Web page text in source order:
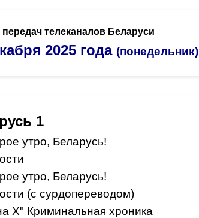
телеканалов Беларуси
2025 года (понедельник)
1
утро, Беларусь!
утро, Беларусь!
(с сурдопереводом)
Х" Криминальная хроника